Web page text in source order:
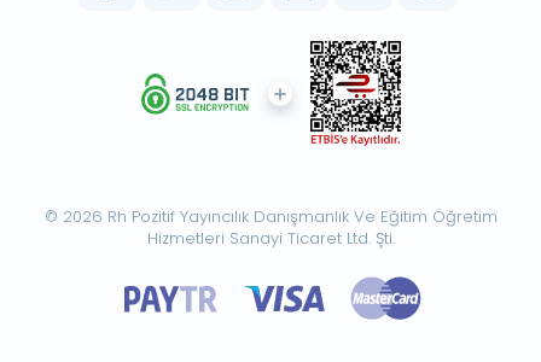
© 2026 Rh Pozitif Yayıncılık Danışmanlık Ve Eğitim Öğretim
Hizmetleri Sanayi Ticaret Ltd. Şti.